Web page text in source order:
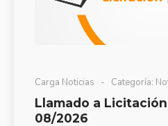
Carga Noticias Categoría:
Llamado a Licitación
08/2026